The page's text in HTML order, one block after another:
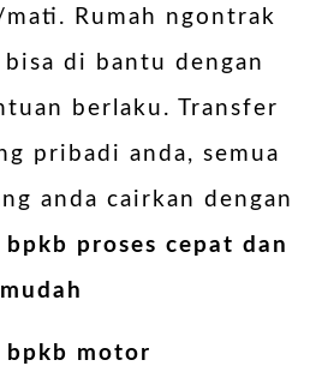
Rumah ngontrak
bisa di bantu dengan
berlaku. Transfer
pribadi anda, semua
anda cairkan dengan
bpkb proses cepat dan
mudah
bpkb motor